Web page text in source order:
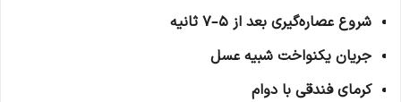
شروع عصاره‌گیری بعد از 5–7 ثانیه
جریان یکنواخت شبیه عسل
کرمای فندقی با دوام